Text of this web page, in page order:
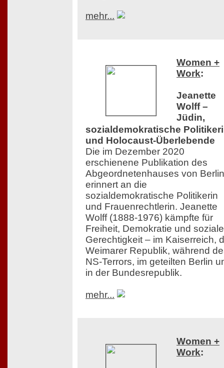
mehr...
Women +
Work:
Jeanette
Wolff –
Jüdin,
sozialdemokratische
und Holocaust-Überlebende
Die im Dezember 2020
erschienene Publikation des
Abgeordnetenhauses von Berlin
erinnert an die
sozialdemokratische Politikerin
und Frauenrechtlerin. Jeanette
Wolff (1888-1976) kämpfte für
Freiheit, Demokratie und soziale
Gerechtigkeit – im Kaiserreich,
Weimarer Republik, während
NS-Terrors, im geteilten Berlin
in der Bundesrepublik.
mehr...
Women +
Work: